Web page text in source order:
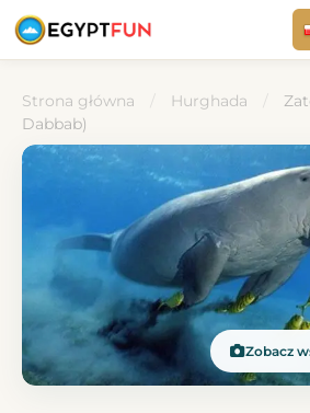
Strona główna Hurghada
Dabbab)
Zobacz